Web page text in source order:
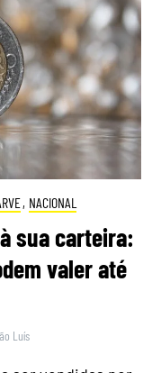
, NACIONAL
sua carteira:
valer até
Luís